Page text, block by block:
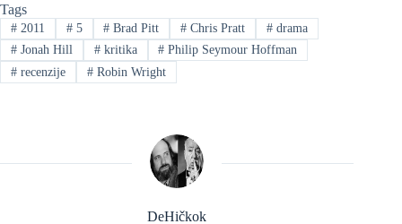
Tags
#2011 #5 # Brad Pitt # Chris Pratt # drama
#Jonah Hill #kritika # Philip Seymour Hoffman
#recenzije #Robin Wright
DeHičkok